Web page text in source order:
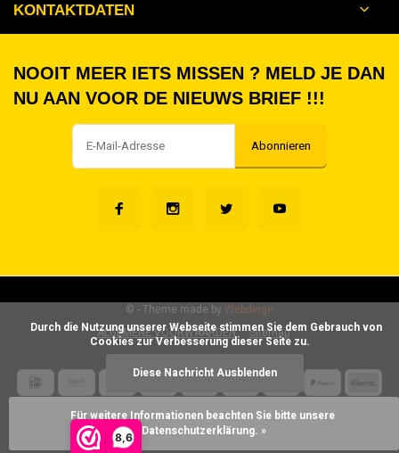
8,6
KONTAKTDATEN
NOOIT MEER IETS MISSEN ? MELD JE DAN
NU AAN VOOR DE NIEUWS BRIEF !!!
Abonnieren
ALGEMENE VOORWAARDEN Sitemap
© - Theme made by Webdinge
Cookies zur Verbesserung dieser Seite zu.
Diese Nachricht Ausblenden
Für weitere Informationen beachten Sie bitte unsere
Datenschutzerklärung. »